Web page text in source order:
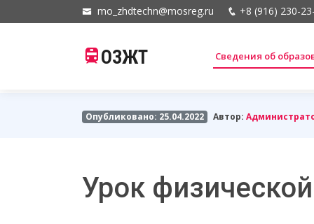
mo_zhdtechn@mosreg.ru +8 (916) 230-
ОЗЖТ Сведения об
Опубликовано: 25.04.2022 Автор:
Урок